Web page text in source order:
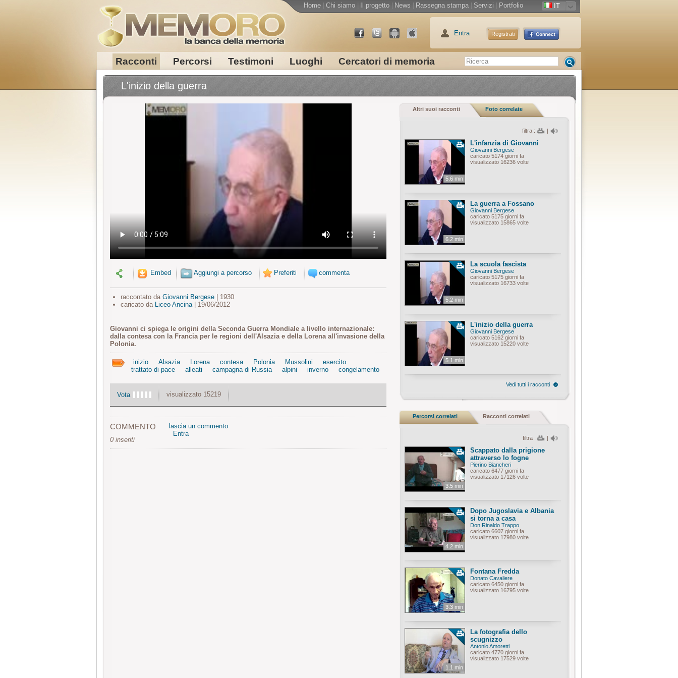
Racconti Percorsi Testimoni Luoghi Cercatori di memoria
Home Chi siamo Il progetto News Rassegna stampa Servizi Portfolio IT
Entra Registrati
L'inizio della guerra
Embed Aggiungi a percorso Preferiti commenta
raccontato da Giovanni Bergese| 1930
caricato da Liceo Ancina| 19/06/2012
Giovanni ci spiega le origini della Seconda Guerra Mondiale a livello internazionale:
dalla contesa con la Francia per le regioni dell'Alsazia e della Lorena all'invasione della
Polonia.
inizio Alsazia Lorena contesa Polonia Mussolini
esercito
trattato di pace
alleati campagna di Russia alpini inverno congelamento
Vota visualizzato 15219
COMMENTO
0 inseriti
lascia un commento
Entra
Altri suoi racconti Foto correlate
filtra : |
5.6 min
L'infanzia di Giovanni
Giovanni Bergese
caricato 5174 giorni fa
visualizzato 16236 volte
6.2 min
La guerra a Fossano
Giovanni Bergese
caricato 5175 giorni fa
visualizzato 15865 volte
5.2 min
La scuola fascista
Giovanni Bergese
caricato 5175 giorni fa
visualizzato 16733 volte
5.1 min
L'inizio della guerra
Giovanni Bergese
caricato 5162 giorni fa
visualizzato 15220 volte
Vedi tutti i racconti
Percorsi correlati Racconti correlati
filtra : |
3.5 min
Scappato dalla prigione
attraverso lo fogne
Pierino Biancheri
caricato 6477 giorni fa
visualizzato 17126 volte
4.2 min
Dopo Jugoslavia e Albania
si torna a casa
Don Rinaldo Trappo
caricato 6607 giorni fa
visualizzato 17980 volte
3.3 min
Fontana Fredda
Donato Cavaliere
caricato 6450 giorni fa
visualizzato 16795 volte
1.1 min
La fotografia dello
scugnizzo
Antonio Amoretti
caricato 4770 giorni fa
visualizzato 17529 volte